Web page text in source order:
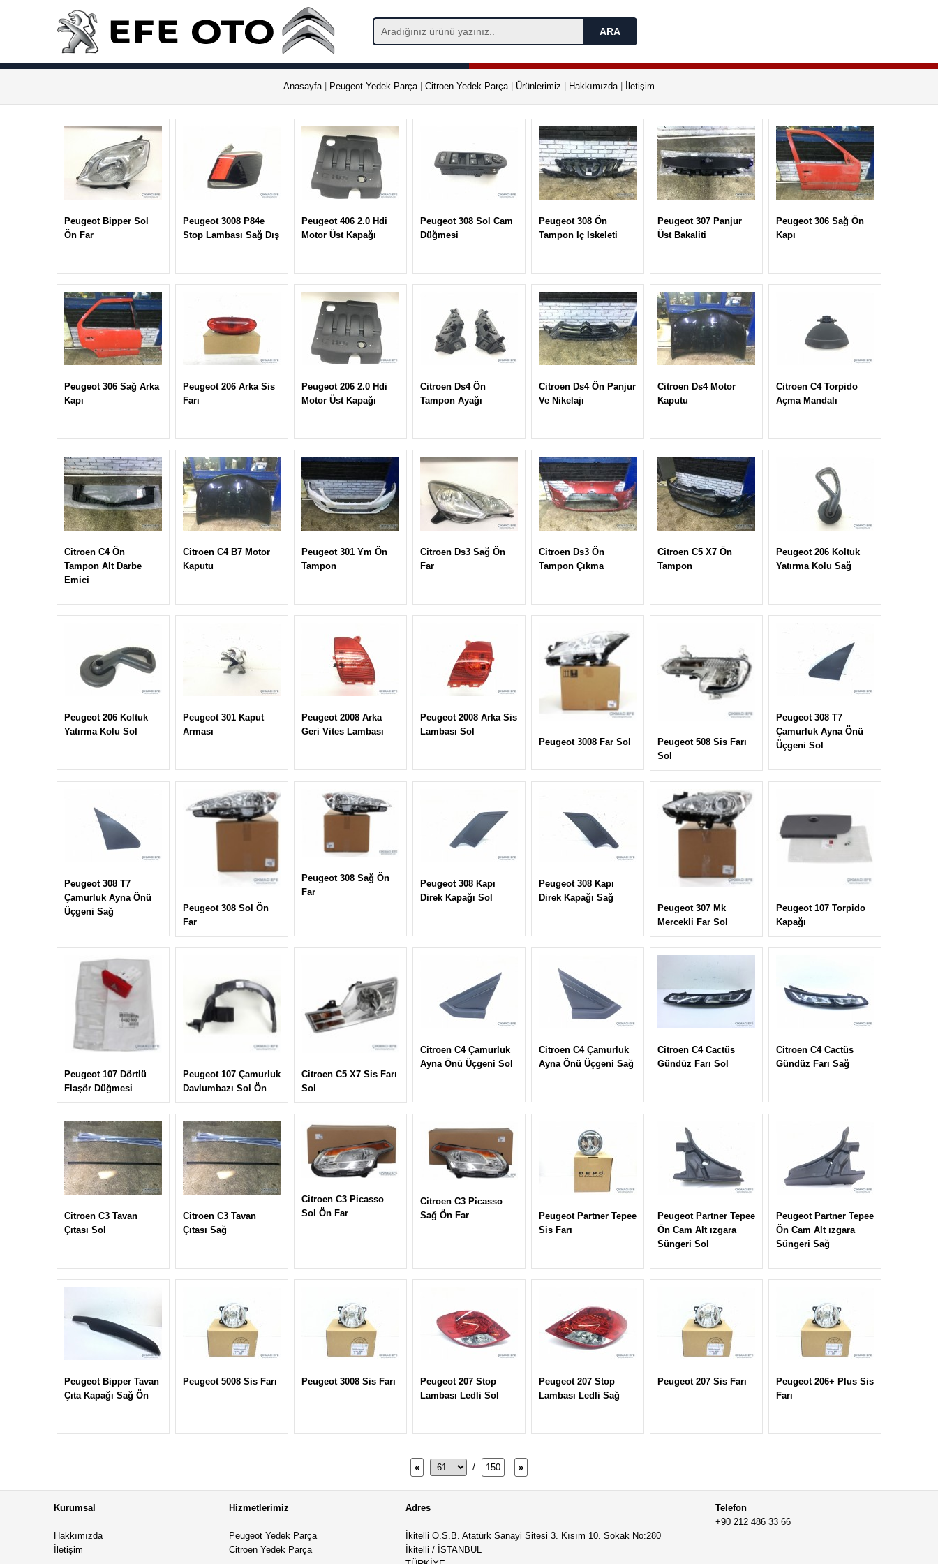
Anasayfa| Peugeot Yedek Parça| Citroen Yedek Parça| Ürünlerimiz Hakkımızda| İletişim
Peugeot Bipper Sol
Ön Far
Peugeot 3008 P84e
Stop Lambası Sağ Dış
Peugeot 406 2.0 Hdi
Motor Üst Kapağı
Peugeot 308 Sol Cam
Düğmesi
Peugeot 308 Ön
Tampon Iç Iskeleti
Peugeot 307 Panjur
Üst Bakaliti
Peugeot 306 Sağ Ön
Kapı
Peugeot 306 Sağ Arka
Kapı
Peugeot 206 Arka Sis
Farı
Peugeot 206 2.0 Hdi
Motor Üst Kapağı
Citroen Ds4 Ön
Tampon Ayağı
Citroen Ds4 Ön Panjur
Ve Nikelajı
Citroen Ds4 Motor
Kaputu
Citroen C4 Torpido
Açma Mandalı
Citroen C4 Ön
Tampon Alt Darbe
Emici
Citroen C4 B7 Motor
Kaputu
Peugeot 301 Ym Ön
Tampon
Citroen Ds3 Sağ Ön
Far
Citroen Ds3 Ön
Tampon Çıkma
Citroen C5 X7 Ön
Tampon
Peugeot 206 Koltuk
Yatırma Kolu Sağ
Peugeot 206 Koltuk
Yatırma Kolu Sol
Peugeot 301 Kaput
Arması
Peugeot 2008 Arka
Geri Vites Lambası
Peugeot 2008 Arka Sis
Lambası Sol
Peugeot 3008 Far Sol
Peugeot 508 Sis Farı
Sol
Peugeot 308 T7
Çamurluk Ayna Önü
Üçgeni Sol
Peugeot 308 T7
Çamurluk Ayna Önü
Üçgeni Sağ
Peugeot 308 Sol Ön
Far
Peugeot 308 Sağ Ön
Far
Peugeot 308 Kapı
Direk Kapağı Sol
Peugeot 308 Kapı
Direk Kapağı Sağ
Peugeot 307 Mk
Mercekli Far Sol
Peugeot 107 Torpido
Kapağı
Peugeot 107 Dörtlü
Flaşör Düğmesi
Peugeot 107 Çamurluk
Davlumbazı Sol Ön
Citroen C5 X7 Sis Farı
Sol
Citroen C4 Çamurluk
Ayna Önü Üçgeni Sol
Citroen C4 Çamurluk
Ayna Önü Üçgeni Sağ
Citroen C4 Cactüs
Gündüz Farı Sol
Citroen C4 Cactüs
Gündüz Farı Sağ
Citroen C3 Tavan
Çıtası Sol
Citroen C3 Tavan
Çıtası Sağ
Citroen C3 Picasso
Sol Ön Far
Citroen C3 Picasso
Sağ Ön Far
Peugeot Partner Tepee
Sis Farı
Peugeot Partner Tepee
Ön Cam Alt ızgara
Süngeri Sol
Peugeot Partner Tepee
Ön Cam Alt ızgara
Süngeri Sağ
Peugeot Bipper Tavan
Çıta Kapağı Sağ Ön
Peugeot 5008 Sis Farı Peugeot 3008 Sis Farı
Peugeot 207 Stop
Lambası Ledli Sol
Peugeot 207 Stop
Lambası Ledli Sağ
Peugeot 207 Sis Farı
Peugeot 206+ Plus Sis
Farı
« / 150 »
Kurumsal
Hakkımızda
İletişim
Hizmetlerimiz
Peugeot Yedek Parça
Citroen Yedek Parça
Adres
İkitelli O.S.B. Atatürk Sanayi Sitesi 3. Kısım 10. Sokak No:280
İkitelli / İSTANBUL
Telefon
+90 212 486 33 66